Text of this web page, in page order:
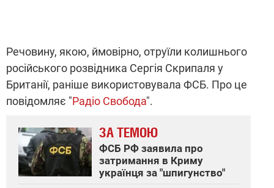
Речовину, якою, ймовірно, отруїли колишнього
російського розвідника Сергія Скрипаля у
Британії, раніше використовувала ФСБ. Про це
повідомляє "Радіо Свобода".
ЗА ТЕМОЮ
ФСБ РФ заявила про
затримання в Криму
українця за "шпигунство"